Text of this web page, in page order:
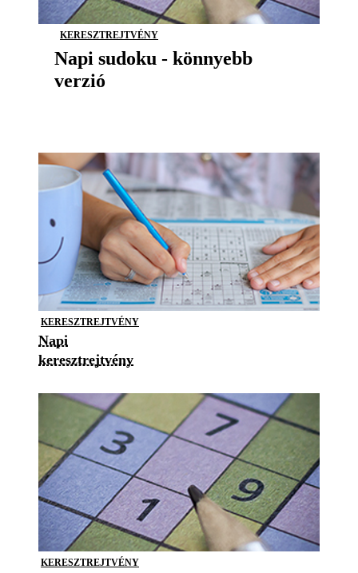
KERESZTREJTVÉNY
Napi sudoku - könnyebb
verzió
KERESZTREJTVÉNY
Napi
keresztrejtvény
KERESZTREJTVÉNY